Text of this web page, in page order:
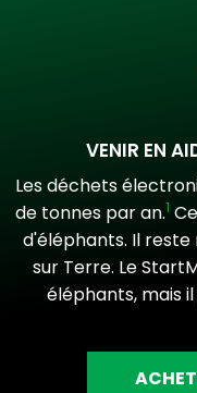
VENIR EN
Les déchets
de tonnes par an.1
d'éléphants. Il reste
sur Terre. Le
éléphants, mais